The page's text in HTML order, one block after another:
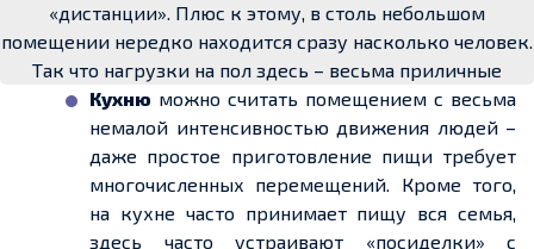
«дистанции». Плюс к этому, в столь небольшом
помещении нередко находится сразу насколько человек.
Так что нагрузки на пол здесь – весьма приличные
Кухню можно считать помещением с весьма
немалой интенсивностью движения людей –
даже простое приготовление пищи требует
многочисленных перемещений . Кроме того,
на кухне часто принимает пищу вся семья,
здесь часто устраивают «посиделки» с